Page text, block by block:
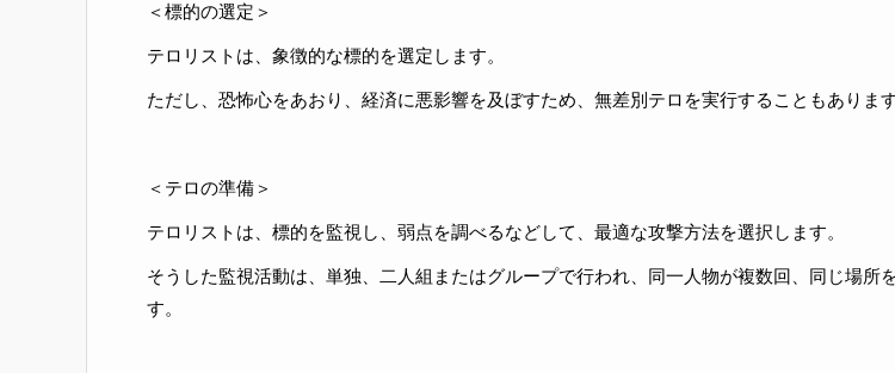
＜標的の選定＞
テロリストは、象徴的な標的を選定します。
ただし、恐怖心をあおり、経済に悪影響を及ぼすため、無差別テロを実行することもあります
＜テロの準備＞
テロリストは、標的を監視し、弱点を調べるなどして、最適な攻撃方法を選択します。
そうした監視活動は、単独、二人組またはグループで行われ、同一人物が複数回、同じ場所
す。